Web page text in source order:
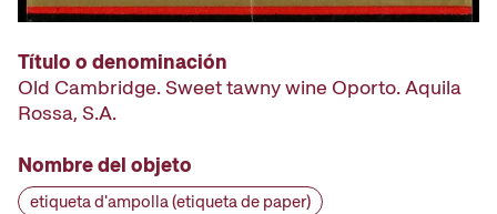
Título o denominación
Old Cambridge. Sweet tawny wine Oporto. Aquila
Rossa, S.A.
Nombre del objeto
etiqueta d'ampolla (etiqueta de paper)